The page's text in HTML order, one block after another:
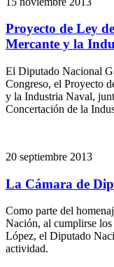
Proyecto de Ley
Mercante y la
El Diputado Nacional
Congreso, el Proyecto
y la Industria Naval,
Concertación de la
20 septiembre 2013
La Cámara de
Como parte del
Nación, al cumplirse los
López, el Diputado
actividad.